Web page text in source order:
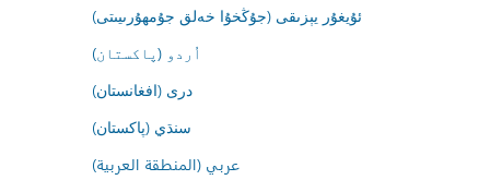
ئۇيغۇر يېزىقى (جۇڭخۇا خەلق جۇمھۇرىيىتى)
اُردو (پاکستان)
درى (افغانستان)
سنڌي (پاکستان)
عربي (المنطقة العربية)